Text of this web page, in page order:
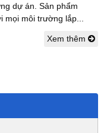
dự án. Sản phẩm
môi trường lắp...
Xem thêm